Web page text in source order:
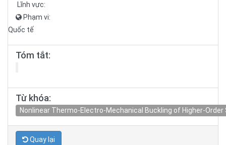
Lĩnh vực:
Phạm vi:
Quốc tế
Tóm tắt:
Từ khóa:
Nonlinear Thermo-Electro-Mechanical Buckling of Higher-
Quay lại